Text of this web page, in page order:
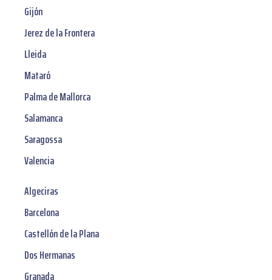
Gijón
Jerez de la Frontera
Lleida
Mataró
Palma de Mallorca
Salamanca
Saragossa
Valencia
Algeciras
Barcelona
Castellón de la Plana
Dos Hermanas